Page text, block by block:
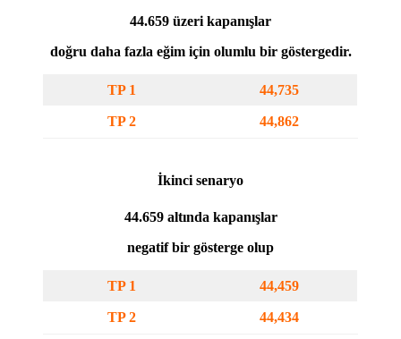
44.659 üzeri kapanışlar
doğru daha fazla eğim için olumlu bir göstergedir.
TP 1 44,735
TP 2 44,862
İkinci senaryo
44.659 altında kapanışlar
negatif bir gösterge olup
TP 1 44,459
TP 2 44,434